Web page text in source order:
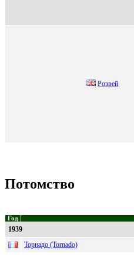
Рoзвей
Потомство
Год
1939
Торнадо (Tornado)